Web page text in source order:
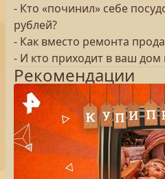
- Кто «починил» себе
рублей?
- Как вместо ремонта
- И кто приходит в ваш дом
Рекомендации